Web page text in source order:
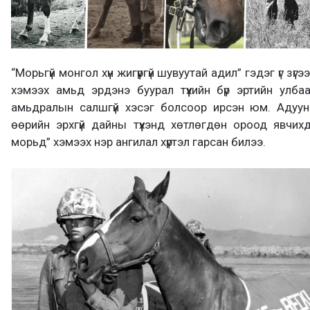
“Морьгүй монгол хүн жигүүргүй шувуутай адил” гэдэг үг
хэмээх амьд эрдэнэ буурал түүхийн бүр эртийн
амьдралын салшгүй хэсэг болсоор ирсэн юм.
өөрийн эрхгүй дайны түүхэнд хөтлөгдөн ороод
морьд” хэмээх нэр ангилал хүртэл гарсан билээ.